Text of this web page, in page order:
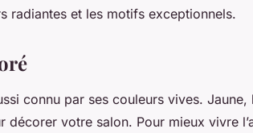
radiantes et les motifs exceptionnels.
connu par ses couleurs vives.
décorer votre salon. Pour mieux vivre